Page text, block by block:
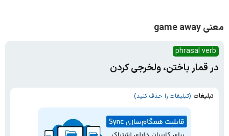
معنی game away
phrasal verb
در قمار باختن، ولخرجی کردن
تبلیغات (تبلیغات را حذف کنید)